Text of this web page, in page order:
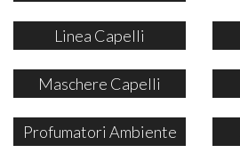
Linea Capelli
Maschere Capelli
Profumatori Ambiente